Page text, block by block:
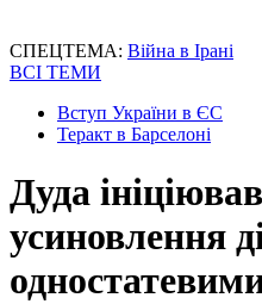
СПЕЦТЕМА: Війна в Ірані
ВСІ ТЕМИ
Вступ України в ЄС
Теракт в Барселоні
Дуда
усиновлення